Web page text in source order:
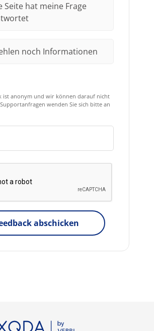
Seite hat meine Frage
noch Informationen
ist anonym und wir können darauf nicht
wenden Sie sich bitte an
abschicken